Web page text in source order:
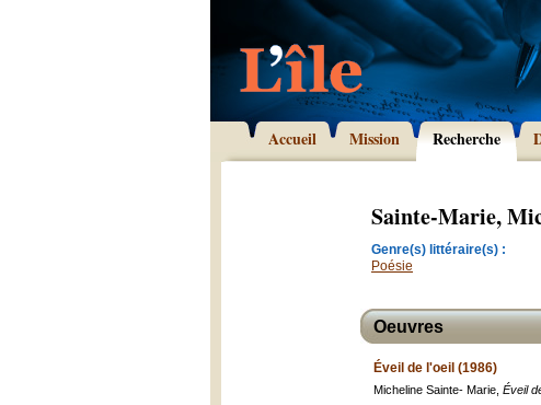
Accueil Mission Recherche
Sainte-Marie,
Genre(s) littéraire(s) :
Poésie
Oeuvres
Éveil de l'oeil (1986)
Micheline Sainte- Marie, Éveil